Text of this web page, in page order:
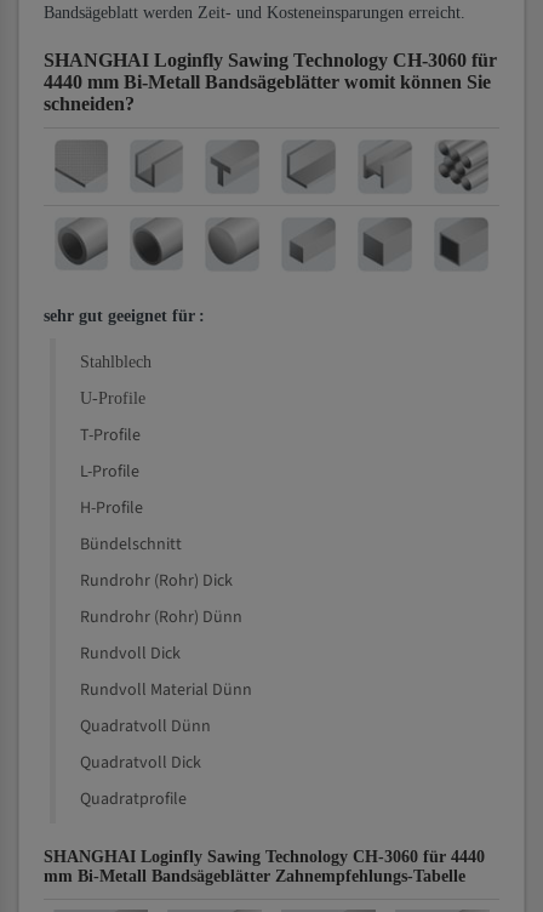
Bandsägeblatt werden Zeit- und Kosteneinsparungen erreicht.
SHANGHAI Loginfly Sawing Technology CH-3060 für
4440 mm Bi-Metall Bandsägeblätter womit können Sie
schneiden?
sehr gut geeignet für :
Stahlblech
U-Profile
T-Profile
L-Profile
H-Profile
Bündelschnitt
Rundrohr (Rohr) Dick
Rundrohr (Rohr) Dünn
Rundvoll Dick
Rundvoll Material Dünn
Quadratvoll Dünn
Quadratvoll Dick
Quadratprofile
SHANGHAI Loginfly Sawing Technology CH-3060 für 4440
mm Bi-Metall Bandsägeblätter Zahnempfehlungs-Tabelle